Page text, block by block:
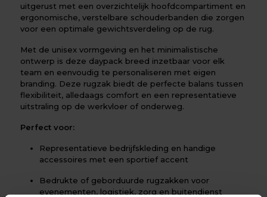
uitgerust met een overzichtelijk hoofdcompartiment en
ergonomische, verstelbare schouderbanden die zorgen
voor een optimale gewichtsverdeling op de rug.
Met de unisex vormgeving en het minimalistische
ontwerp is deze daypack breed inzetbaar voor elk
team en eenvoudig te personaliseren met eigen
branding. Deze rugzak biedt de perfecte balans tussen
flexibiliteit, alledaags comfort en een representatieve
uitstraling op de werkvloer of onderweg.
Perfect voor:
Representatieve bedrijfskleding en handige
accessoires met een sportief accent
Bedrukte of geborduurde rugzakken voor
evenementen, logistiek, zorg en buitendienst